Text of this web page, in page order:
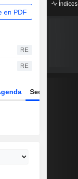
en PDF
RE
RE
Sector
Índices